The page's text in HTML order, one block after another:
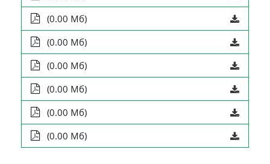
(0.00 Мб)
(0.00 Мб)
(0.00 Мб)
(0.00 Мб)
(0.00 Мб)
(0.00 Мб)